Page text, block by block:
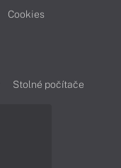
Cookies
Stolné počítače